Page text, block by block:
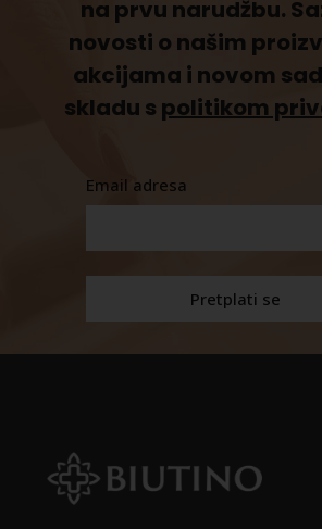
stranici
proizvoda
na prvu narudžbu.
novosti o našim
akcijama i novom
skladu s politikom
Email adresa